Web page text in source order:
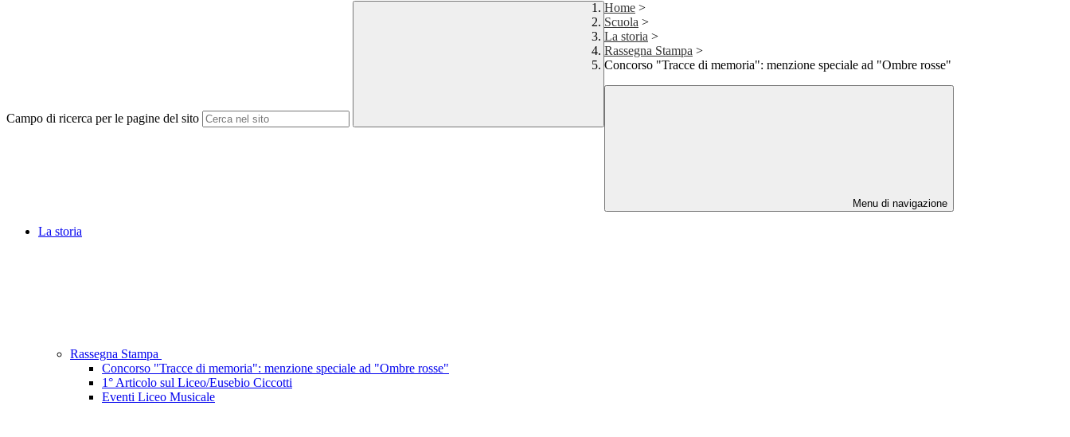
Campo di ricerca per le pagine del sito
Home >
Scuola >
La storia >
Rassegna Stampa >
Concorso "Tracce di memoria": menzione speciale ad "Ombre rosse"
Menu di navigazione
La storia
Rassegna Stampa
Concorso "Tracce di memoria": menzione speciale ad "Ombre rosse"
1° Articolo sul Liceo/Eusebio Ciccotti
Eventi Liceo Musicale